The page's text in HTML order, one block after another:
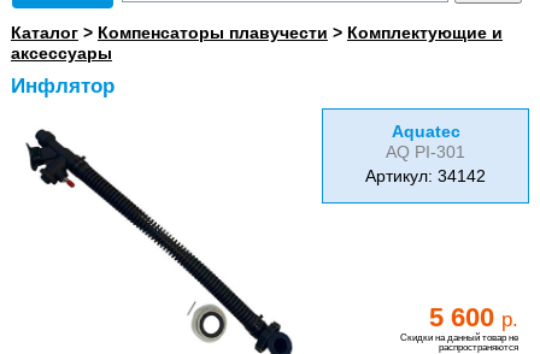
Каталог> Компенсаторы плавучести > Комплектующие и
аксессуары
Инфлятор
Aquatec
AQ PI-301
Артикул: 34142
5 600 р.
Скидки на данный товар не
распространяются